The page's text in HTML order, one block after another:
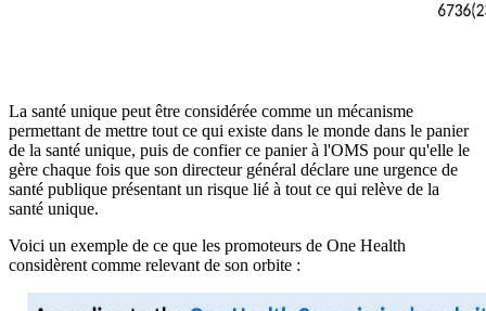
La santé unique peut être considérée comme un mécanisme
permettant de mettre tout ce qui existe dans le monde dans le panier
de la santé unique, puis de confier ce panier à l'OMS pour qu'elle le
gère chaque fois que son directeur général déclare une urgence de
santé publique présentant un risque lié à tout ce qui relève de la
santé unique.
Voici un exemple de ce que les promoteurs de One Health
considèrent comme relevant de son orbite :